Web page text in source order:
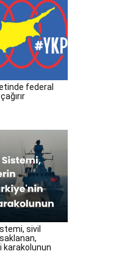
federal
sivil
karakolunun